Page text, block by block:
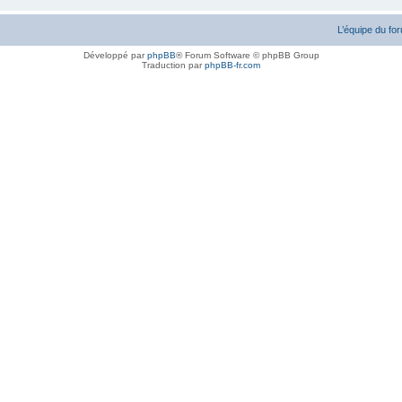
L’équipe du
Développé parphpBB® Forum Software © phpBB Group
Traduction parphpBB-fr.com